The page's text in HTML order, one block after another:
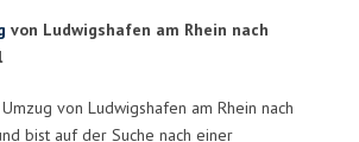
von Ludwigshafen am Rhein nach
von Ludwigshafen am Rhein nach
bist auf der Suche nach einer